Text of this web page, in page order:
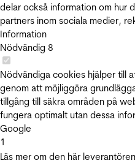
delar också information om hur
partners inom sociala medier,
Information
Nödvändig 8
Nödvändiga cookies hjälper till
genom att möjliggöra
tillgång till säkra områden på
fungera optimalt utan dessa
Google
1
Läs mer om den här leverantören